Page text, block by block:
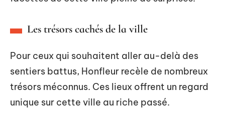
Les trésors cachés de la ville
Pour ceux qui souhaitent aller au-delà des
sentiers battus, Honfleur recèle de nombreux
trésors méconnus. Ces lieux offrent un regard
unique sur cette ville au riche passé.